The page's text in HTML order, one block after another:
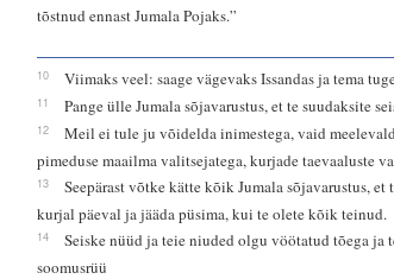
tõstnud ennast Jumala Pojaks.”
10 Viimaks veel: saage vägevaks Issandas ja tema
11 Pange ülle Jumala sõjavarustus, et te suudaksite
12
Meil ei tule ju võidelda inimestega, vaid
pimeduse maailma valitsejatega, kurjade taevaaluste
13
Seepärast võtke kätte kõik Jumala sõjavarustus, et
kurjal päeval ja jääda püsima, kui te olete kõik teinud.
14
Seiske nüüd ja teie niuded olgu vöötatud tõega ja
soomusrüü